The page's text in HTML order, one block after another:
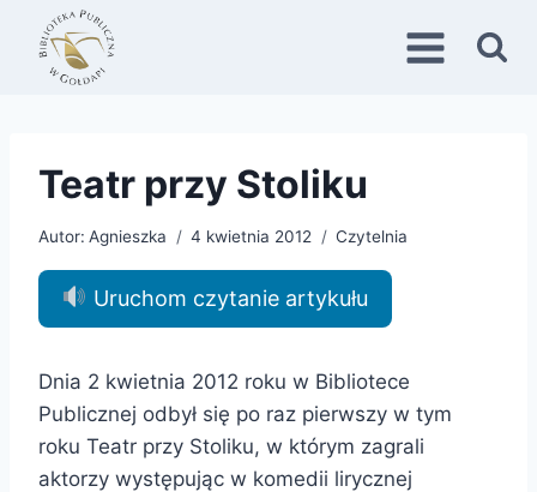
Przejdź
treści
Teatr przy Stoliku
Autor: Agnieszka 4 kwietnia 2012 Czytelnia
Uruchom czytanie artykułu
Dnia 2 kwietnia 2012 roku w Bibliotece
Publicznej odbył się po raz pierwszy w tym
roku Teatr przy Stoliku, w którym zagrali
aktorzy występując w komedii lirycznej